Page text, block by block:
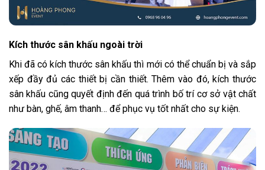
Kích thước sân khấu ngoài trời
Khi đã có kích thước sân khấu thì mới có thể chuẩn bị và sắp
xếp đầy đủ các thiết bị cần thiết. Thêm vào đó, kích thước
sân khấu cũng quyết định đến quá trình bố trí cơ sở vật chất
như bàn, ghế, âm thanh… để phục vụ tốt nhất cho sự kiện.